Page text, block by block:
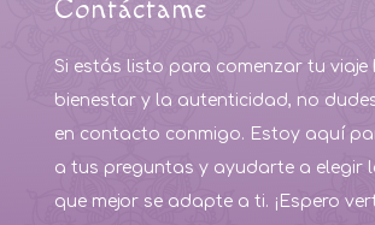
Contáctame
Si estás listo para comenzar tu viaje
bienestar y la autenticidad, no
en contacto conmigo. Estoy aquí
a tus preguntas y ayudarte a elegir
que mejor se adapte a ti. ¡Espero